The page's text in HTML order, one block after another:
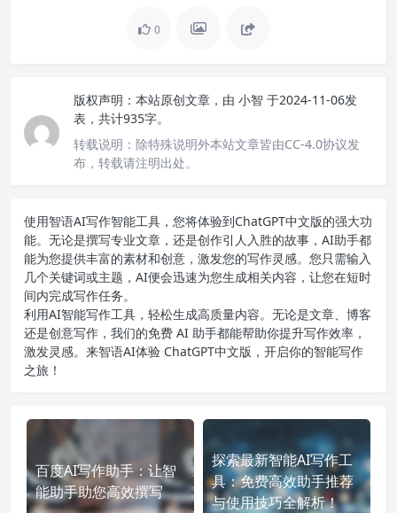
0
版权声明： 本站原创文章，由 小智 于2024-11-06发
表，共计935字。
转载说明： 除特殊说明外本站文章皆由CC-4.0协议发
布，转载请注明出处。
使用智语AI写作智能工具，您将体验到ChatGPT中文版的强大功
能。无论是撰写专业文章，还是创作引人入胜的故事，AI助手都
能为您提供丰富的素材和创意，激发您的写作灵感。您只需输入
几个关键词或主题，AI便会迅速为您生成相关内容，让您在短时
间内完成写作任务。
利用AI智能写作工具，轻松生成高质量内容。无论是文章、博客
还是创意写作，我们的免费 AI 助手都能帮助你提升写作效率，
激发灵感。来智语AI体验 ChatGPT中文版 ，开启你的智能写作
之旅！
百度AI写作助手：让智
能助手助您高效撰写
探索最新智能AI写作工
具：免费高效助手推荐
与使用技巧全解析！